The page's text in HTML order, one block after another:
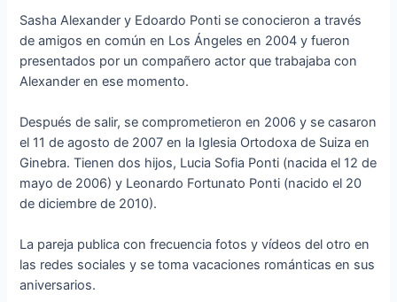
Sasha Alexander y Edoardo Ponti se conocieron a través
de amigos en común en Los Ángeles en 2004 y fueron
presentados por un compañero actor que trabajaba con
Alexander en ese momento.
Después de salir, se comprometieron en 2006 y se casaron
el 11 de agosto de 2007 en la Iglesia Ortodoxa de Suiza en
Ginebra. Tienen dos hijos, Lucia Sofia Ponti (nacida el 12 de
mayo de 2006) y Leonardo Fortunato Ponti (nacido el 20
de diciembre de 2010).
La pareja publica con frecuencia fotos y vídeos del otro en
las redes sociales y se toma vacaciones románticas en sus
aniversarios.